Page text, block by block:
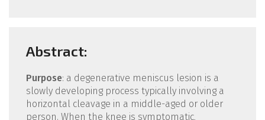
Abstract:
Purpose: a degenerative meniscus lesion is a
slowly developing process typically involving a
horizontal cleavage in a middle-aged or older
person. When the knee is symptomatic,